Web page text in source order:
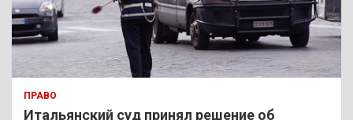
ПРАВО
Итальянский суд принял решение об